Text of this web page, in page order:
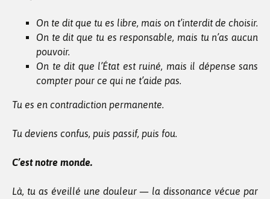
On te dit que tu es libre, mais on t’interdit de choisir.
On te dit que tu es responsable, mais tu n’as aucun
pouvoir.
On te dit que l’État est ruiné, mais il dépense sans
compter pour ce qui ne t’aide pas.
Tu es en contradiction permanente.
Tu deviens confus, puis passif, puis fou.
C’est notre monde.
Là, tu as éveillé une douleur — la dissonance vécue par